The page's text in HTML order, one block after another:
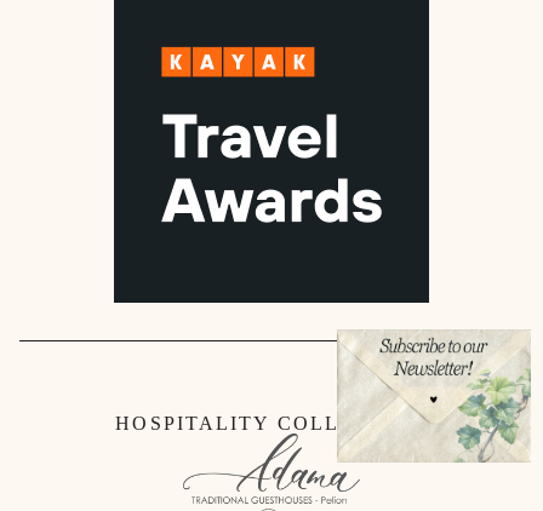
HOSPITALITY COLLECTION